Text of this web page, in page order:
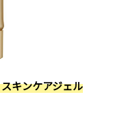
キンケアジェル